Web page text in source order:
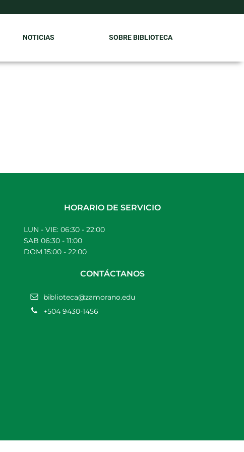
NOTICIAS SOBRE BIBLIOTECA
HORARIO DE SERVICIO
LUN - VIE: 06:30 - 22:00
SAB 06:30 - 11:00
DOM 15:00 - 22:00
CONTÁCTANOS
biblioteca@zamorano.edu
+504 9430-1456